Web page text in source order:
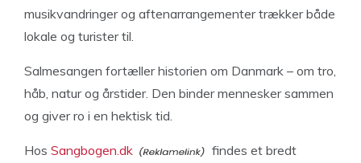
musikvandringer og aftenarrangementer trækker både
lokale og turister til.
Salmesangen fortæller historien om Danmark – om tro,
håb, natur og årstider. Den binder mennesker sammen
og giver ro i en hektisk tid.
Hos Sangbogen.dk
findes et bredt